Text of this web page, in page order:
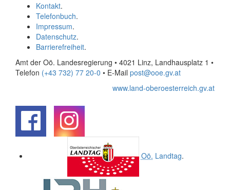
Kontakt.
Telefonbuch.
Impressum.
Datenschutz.
Barrierefreiheit.
Amt der Oö. Landesregierung • 4021 Linz, Landhausplatz 1 •
Telefon (+43 732) 77 20-0 • E-Mail post@ooe.gv.at
www.land-oberoesterreich.gv.at
Oö. Landtag.